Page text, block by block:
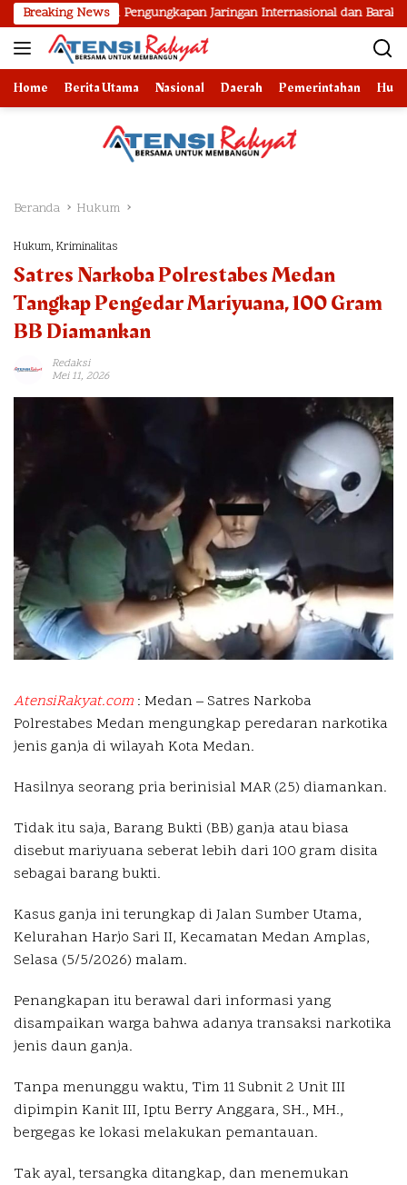
Langsung
ke
konten
Breaking News
Pengungkapan Jaringan Internasional dan Barak Narkoba
Home Berita Utama Nasional Daerah Pemerintahan
Beranda Hukum
Hukum, Kriminalitas
Satres Narkoba Polrestabes Medan
Tangkap Pengedar Mariyuana, 100 Gram
BB Diamankan
Redaksi
Mei 11, 2026
AtensiRakyat.com : Medan – Satres Narkoba
Polrestabes Medan mengungkap peredaran narkotika
jenis ganja di wilayah Kota Medan.
Hasilnya seorang pria berinisial MAR (25) diamankan.
Tidak itu saja, Barang Bukti (BB) ganja atau biasa
disebut mariyuana seberat lebih dari 100 gram disita
sebagai barang bukti.
Kasus ganja ini terungkap di Jalan Sumber Utama,
Kelurahan Harjo Sari II, Kecamatan Medan Amplas,
Selasa (5/5/2026) malam.
Penangkapan itu berawal dari informasi yang
disampaikan warga bahwa adanya transaksi narkotika
jenis daun ganja.
Tanpa menunggu waktu, Tim 11 Subnit 2 Unit III
dipimpin Kanit III, Iptu Berry Anggara, SH., MH.,
bergegas ke lokasi melakukan pemantauan.
Tak ayal, tersangka ditangkap, dan menemukan